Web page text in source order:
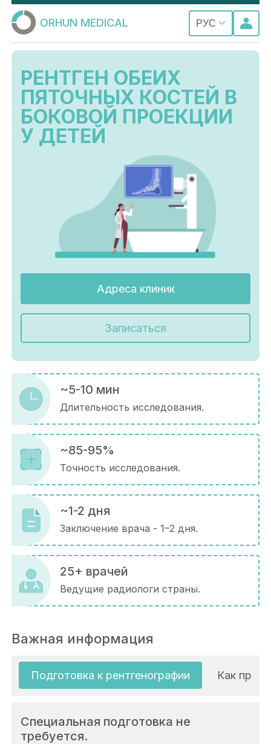
ORHUN MEDICAL РУС
РЕНТГЕН ОБЕИХ
ПЯТОЧНЫХ КОСТЕЙ В
БОКОВОЙ ПРОЕКЦИИ
У ДЕТЕЙ
Адреса клиник
Записаться
~5-10 мин
Длительность исследования.
~85-95%
Точность исследования.
~1-2 дня
Заключение врача - 1–2 дня.
25+ врачей
Ведущие радиологи страны.
Важная информация
Подготовка к рентгенографии Как
Специальная подготовка не
требуется.